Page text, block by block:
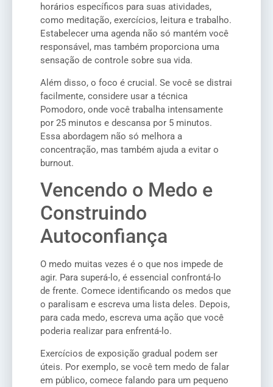
horários específicos para suas atividades,
como meditação, exercícios, leitura e trabalho.
Estabelecer uma agenda não só mantém você
responsável, mas também proporciona uma
sensação de controle sobre sua vida.
Além disso, o foco é crucial. Se você se distrai
facilmente, considere usar a técnica
Pomodoro, onde você trabalha intensamente
por 25 minutos e descansa por 5 minutos.
Essa abordagem não só melhora a
concentração, mas também ajuda a evitar o
burnout.
Vencendo o Medo e
Construindo
Autoconfiança
O medo muitas vezes é o que nos impede de
agir. Para superá-lo, é essencial confrontá-lo
de frente. Comece identificando os medos que
o paralisam e escreva uma lista deles. Depois,
para cada medo, escreva uma ação que você
poderia realizar para enfrentá-lo.
Exercícios de exposição gradual podem ser
úteis. Por exemplo, se você tem medo de falar
em público, comece falando para um pequeno